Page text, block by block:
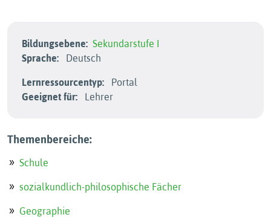
Bildungsebene: Sekundarstufe I
Sprache:
Deutsch
Lernressourcentyp:
Portal
Geeignet für:
Lehrer
Themenbereiche:
Schule
sozialkundlich-philosophische Fächer
Geographie